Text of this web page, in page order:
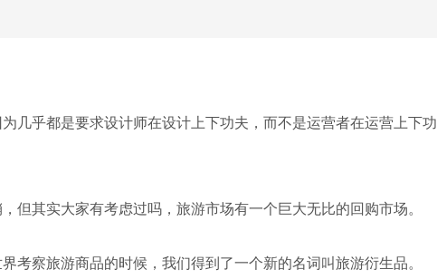
几乎都是要求设计师在设计上下功夫，而不是运营者在运营上下功
但其实大家有考虑过吗，旅游市场有一个巨大无比的回购市场。
考察旅游商品的时候，我们得到了一个新的名词叫旅游衍生品。